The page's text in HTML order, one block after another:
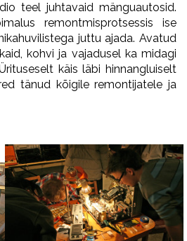
teel juhtavaid mänguautosid.
remontmisprotsessis ise
juttu ajada. Avatud
kohvi ja vajadusel ka midagi
käis läbi hinnangluiselt
tänud kõigile remontijatele ja